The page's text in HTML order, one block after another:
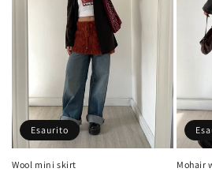
e
:
Esaurito
Wool mini skirt Mohair